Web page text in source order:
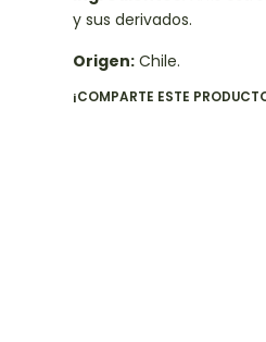
y sus derivados.
Origen:Chile.
¡COMPARTE ESTE